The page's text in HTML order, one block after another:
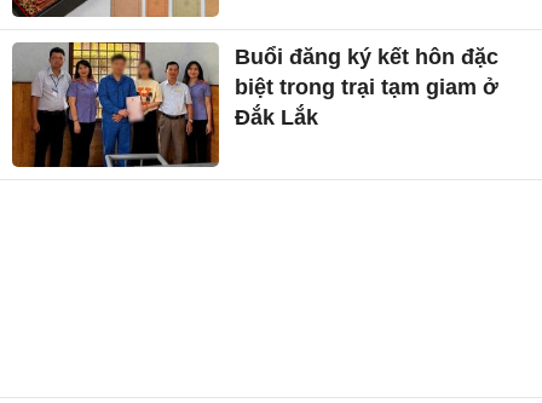
Buổi đăng ký kết hôn đặc
biệt trong trại tạm giam ở
Đắk Lắk